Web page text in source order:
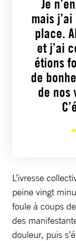
Je
mais
place.
et j’ai
étions
de
de nos
L’ivresse
peine vingt
foule à coups
des
douleur, puis